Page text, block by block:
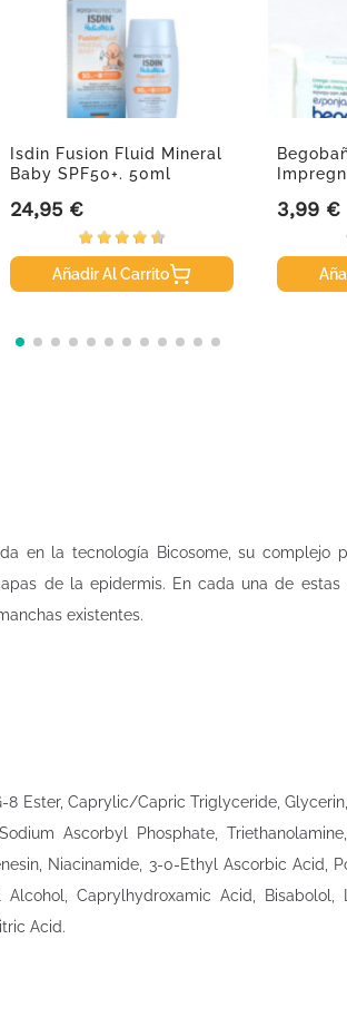
Isdin Fusion Fluid Mineral
Baby SPF50+. 50ml
Precio
24,95 €
Añadir Al Carrito
Precio
3,99 €
en la tecnología Bicosome, su
de la epidermis. En cada una de
existentes.
Ester, Caprylic/Capric Triglyceride,
Ascorbyl Phosphate,
Niacinamide, 3-0-Ethyl Ascorbic Acid,
Caprylhydroxamic Acid, Bisabolol,
Acid.